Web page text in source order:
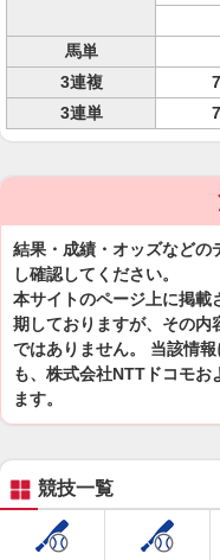
馬単
3連複
3連単
結果・成績・オッズなどの
し確認してください。
本サイトのページ上に掲載
期しておりますが、その内
ではありません。 当該情
も、株式会社NTTドコモ
ます。
競技一覧